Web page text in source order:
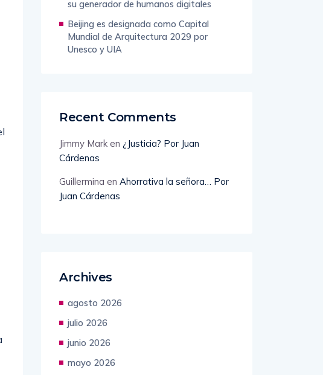
su generador de humanos digitales
Beijing es designada como Capital
Mundial de Arquitectura 2029 por
Recent Comments
Cárdenas
Guillermina
Archives
agosto 2026
julio 2026
junio 2026